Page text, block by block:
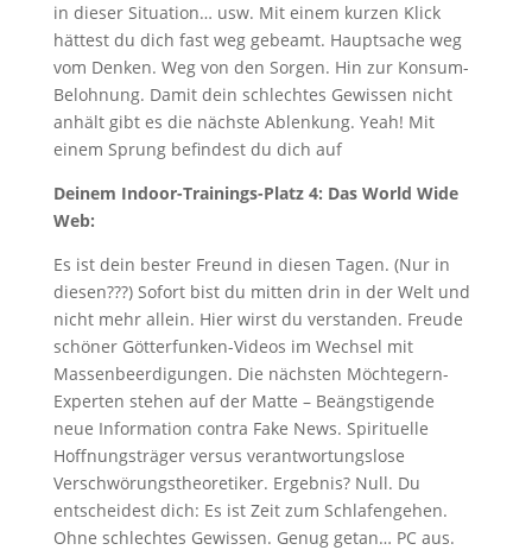
in dieser Situation… usw. Mit einem kurzen Klick
hättest du dich fast weg gebeamt. Hauptsache weg
vom Denken. Weg von den Sorgen. Hin zur Konsum-
Belohnung. Damit dein schlechtes Gewissen nicht
anhält gibt es die nächste Ablenkung. Yeah! Mit
einem Sprung befindest du dich auf
Deinem Indoor-Trainings-Platz 4: Das World Wide
Web:
Es ist dein bester Freund in diesen Tagen. (Nur in
diesen???) Sofort bist du mitten drin in der Welt und
nicht mehr allein. Hier wirst du verstanden. Freude
schöner Götterfunken-Videos im Wechsel mit
Massenbeerdigungen. Die nächsten Möchtegern-
Experten stehen auf der Matte – Beängstigende
neue Information contra Fake News. Spirituelle
Hoffnungsträger versus verantwortungslose
Verschwörungstheoretiker. Ergebnis? Null. Du
entscheidest dich: Es ist Zeit zum Schlafengehen.
Ohne schlechtes Gewissen. Genug getan… PC aus.